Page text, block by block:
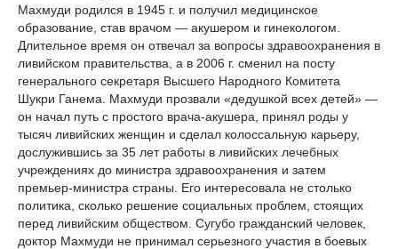
Махмуди родился в 1945 г. и получил медицинское
образование, став врачом — акушером и гинекологом.
Длительное время он отвечал за вопросы здравоохранения в
ливийском правительства, а в 2006 г. сменил на посту
генерального секретаря Высшего Народного Комитета
Шукри Ганема. Махмуди прозвали «дедушкой всех детей» —
он начал путь с простого врача-акушера, принял роды у
тысяч ливийских женщин и сделал колоссальную карьеру,
дослужившись за 35 лет работы в ливийских лечебных
учреждениях до министра здравоохранения и затем
премьер-министра страны. Его интересовала не столько
политика, сколько решение социальных проблем, стоящих
перед ливийским обществом. Сугубо гражданский человек,
доктор Махмуди не принимал серьезного участия в боевых